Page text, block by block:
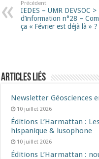
Précédent
IEDES – UMR DEVSOC
d’information n°28 –
ça « Février est déjà là » ?
Articles liés
Newsletter Géosciences
10 juillet 2026
Éditions L’Harmattan :
hispanique & lusophone
10 juillet 2026
Éditions L’Harmattan :